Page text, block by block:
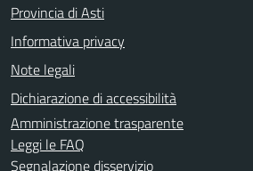
Provincia di Asti
Informativa privacy
Note legali
Dichiarazione di accessibilità
Amministrazione trasparente
Leggi le FAQ
Segnalazione disservizio